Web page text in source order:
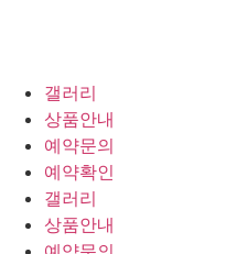
갤러리
상품안내
예약문의
예약확인
갤러리
상품안내